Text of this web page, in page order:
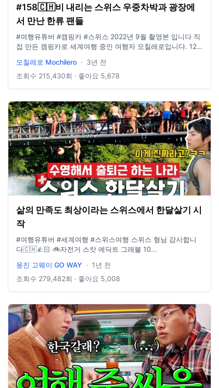
#158🇨🇭비 내리는 스위스 우중차박과 광장에
서 만난 한류 팬들
#여행유튜버​ #캠핑카 #스위스 2022년 9월 촬영본 입니다 직
접 만든 캠핑카로 세계여행 중인 여행자 모칠레로입니다. 12
Hyundae Solati 2015 - 자작캠핑카 Sony A7c Sony 24-
105m Sigma 14m Rode pro mice Gopro8 Iphon 11pro Dji
Remember You.mp3 Magiksolo - Minato.mp3 Letra -
Circle of Life.mp3 Joel Ansett - It Hurts Me.mp3 Jane &
The Boy - Dream About You.mp3
https://artlist.io/jungkihyun-534405 링크 통해서 가입 시 2
개월 추가 혜택 캠핑 채널 ​​https://youtu.be/UGgjwDncKYk
instagram paramemoria facebook paramemoria blog
https://m.blog.naver.com/yologotrip/2… email
yologotrip@gmail.com
모칠레로 Mochilero · 3년 전
조회수 215,430회 · 좋아요 5,678
삶의 만족도 최상이라는 스위스에서 한달살기 시
작
#여행유튜버 #세계여행 #스위스여행 스위스 형님 감사합니
다🇨🇭👍🏻 🚲자전거 스캇 에딕트 그래블 10
웃도어리서치 선 러너 캡
https://www.youngonestore.co.kr/product/UE3CR03B 📩
웅진 고웨이 GO WAY · 1년 전
조회수 279,482회 · 좋아요 5,008